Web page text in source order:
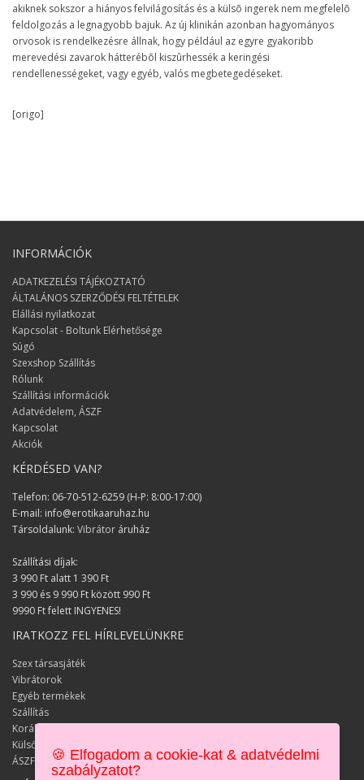
akiknek sokszor a hiányos felvilágosítás és a külsõ ingerek nem megfelelõ
feldolgozás a legnagyobb bajuk. Az új klinikán azonban hagyományos
orvosok is rendelkezésre állnak, hogy például az egyre gyakoribb
merevedési zavarok hátterébõl kiszûrhessék a keringési
rendellenességeket, vagy egyéb, valós megbetegedéseket.
[origo]
INFORMÁCIÓK
ADATKEZELÉSI TÁJÉKOZTATÓ
ÁLTALÁNOS SZERZŐDÉSI FELTÉTELEK
Elállási nyilatkozat
Kapcsolat - Boltunk Elérhetősége
Súgó
Szexshop Szállítás
Rólunk
Szállítási információk
Adatvédelem, ÁSZF
Kapcsolat
Akciók
KÉRDÉSED VAN?
Telefon: 06-70-512-6259 (H-P: 8:00-17:00)
E-mail: info@erotikaaruhaz.hu
Társoldalunk: Vibrátor áruház
Szállítási díjak:
3 990 Ft alatt 1 390 Ft
3 990 és 9 990 Ft között 990 Ft
9990 Ft felett INGYENES!
IRATKOZZ FEL HÍRLEVELÜNKRE
Szex társasjáték
Vibrátorok
Egyéb termékek
Szállítás
Korábbi keresések
Külső keresések
ÁSZF
🍪 Elfogadom a cookie-kat & adatvédelmi
szabályzatot?